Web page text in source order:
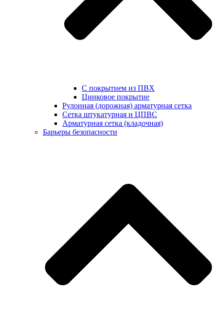
С покрытием из ПВХ
Цинковое покрытие
Рулонная (дорожная) арматурная сетка
Сетка штукатурная и ЦПВС
Арматурная сетка (кладочная)
Барьеры безопасности